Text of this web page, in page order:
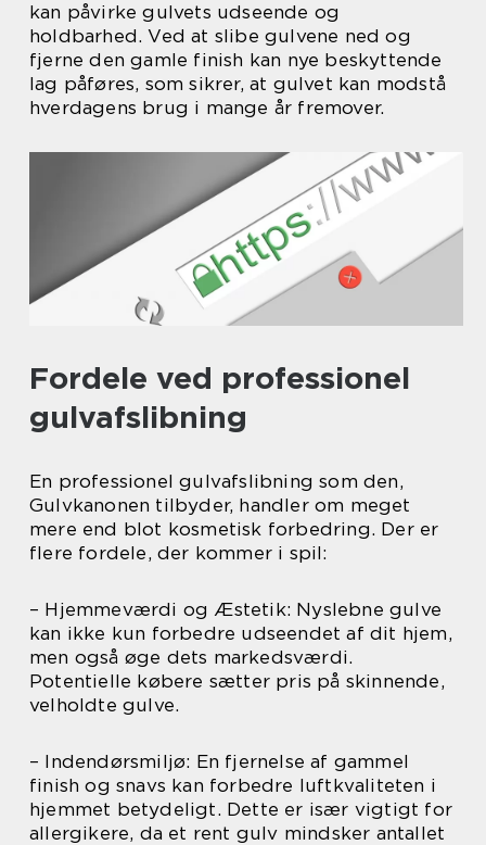
kan påvirke gulvets udseende og
holdbarhed. Ved at slibe gulvene ned og
fjerne den gamle finish kan nye beskyttende
lag påføres, som sikrer, at gulvet kan modstå
hverdagens brug i mange år fremover.
Fordele ved professionel
gulvafslibning
En professionel gulvafslibning som den,
Gulvkanonen tilbyder, handler om meget
mere end blot kosmetisk forbedring. Der er
flere fordele, der kommer i spil:
– Hjemmeværdi og Æstetik: Nyslebne gulve
kan ikke kun forbedre udseendet af dit hjem,
men også øge dets markedsværdi.
Potentielle købere sætter pris på skinnende,
velholdte gulve.
– Indendørsmiljø: En fjernelse af gammel
finish og snavs kan forbedre luftkvaliteten i
hjemmet betydeligt. Dette er især vigtigt for
allergikere, da et rent gulv mindsker antallet